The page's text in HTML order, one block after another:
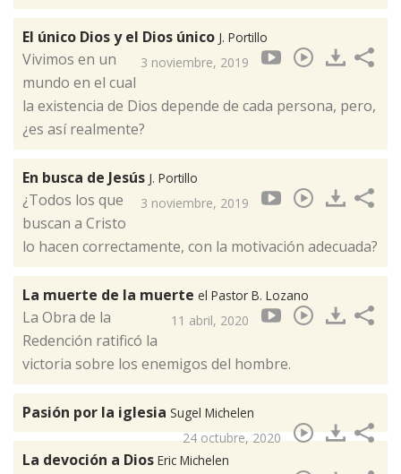
El único Dios y el Dios único J. Portillo
3 noviembre, 2019
Vivimos en un
mundo en el cual
la existencia de Dios depende de cada persona, pero,
¿es así realmente?
En busca de Jesús J. Portillo
3 noviembre, 2019
¿Todos los que
buscan a Cristo
lo hacen correctamente, con la motivación adecuada?
La muerte de la muerte el Pastor B. Lozano
11 abril, 2020
La Obra de la
Redención ratificó la
victoria sobre los enemigos del hombre.
Pasión por la iglesia Sugel Michelen
24 octubre, 2020
La devoción a Dios Eric Michelen